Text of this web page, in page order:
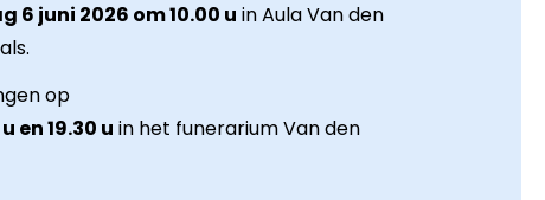
6 juni 2026 om 10.00 u in Aula Van den
op
en 19.30 u in het funerarium Van den